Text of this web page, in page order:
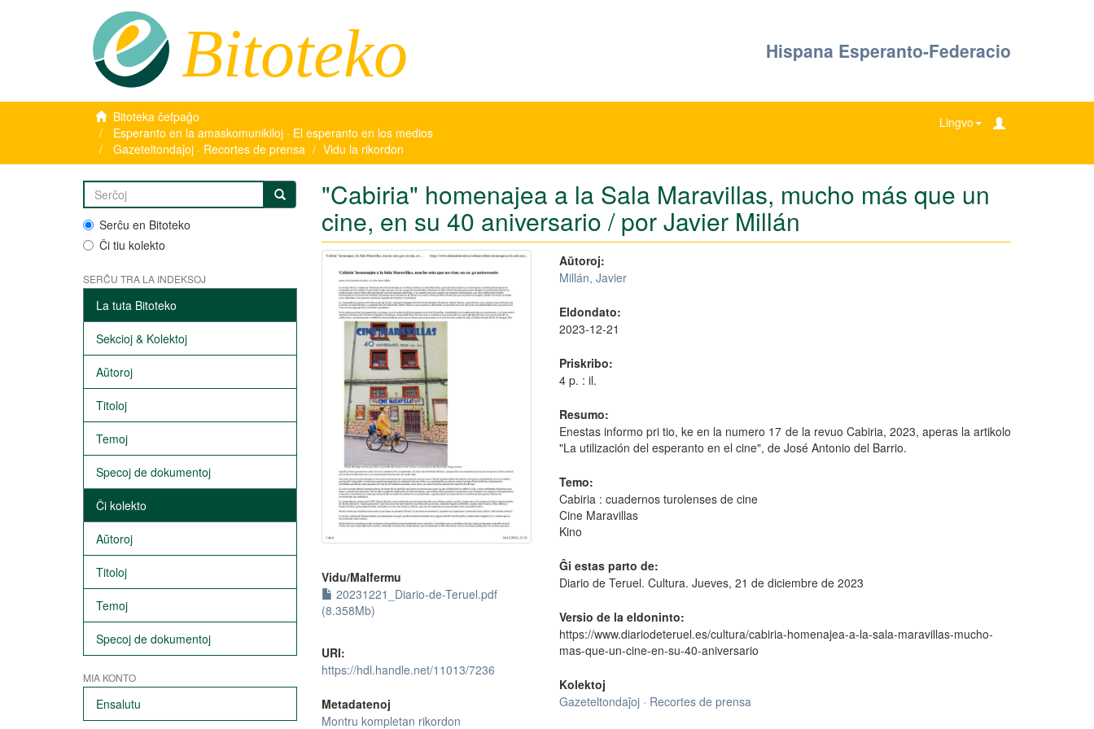
Bitoteko Hispana Esperanto-Federacio
Bitoteka ĉefpaĝo
Esperanto en la amaskomunikiloj · El esperanto en los medios
Gazeteltondaĵoj · Recortes de prensa
Vidu la rikordon
Lingvo
Serĉu en Bitoteko
Ĉi tiu kolekto
SERĈU TRA LA INDEKSOJ
La tuta Bitoteko
Sekcioj & Kolektoj
Aŭtoroj
Titoloj
Temoj
Specoj de dokumentoj
Ĉi kolekto
Aŭtoroj
Titoloj
Temoj
Specoj de dokumentoj
MIA KONTO
Ensalutu
"Cabiria" homenajea a la Sala Maravillas, mucho más que un
cine, en su 40 aniversario / por Javier Millán
Vidu/Malfermu
20231221_Diario-de-Teruel.pdf
(8.358Mb)
URI:
https://hdl.handle.net/11013/7236
Metadatenoj
Montru kompletan rikordon
Aŭtoroj:
Millán, Javier
Eldondato:
2023-12-21
Priskribo:
4 p. : il.
Resumo:
Enestas informo pri tio, ke en la numero 17 de la revuo Cabiria, 2023, aperas la artikolo
"La utilización del esperanto en el cine", de José Antonio del Barrio.
Temo:
Cabiria : cuadernos turolenses de cine
Cine Maravillas
Kino
Ĝi estas parto de:
Diario de Teruel. Cultura. Jueves, 21 de diciembre de 2023
Versio de la eldoninto:
https://www.diariodeteruel.es/cultura/cabiria-homenajea-a-la-sala-maravillas-mucho-
mas-que-un-cine-en-su-40-aniversario
Kolektoj
Gazeteltondaĵoj · Recortes de prensa